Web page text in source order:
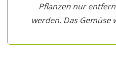
Pflanzen nur
werden. Das Gemüse